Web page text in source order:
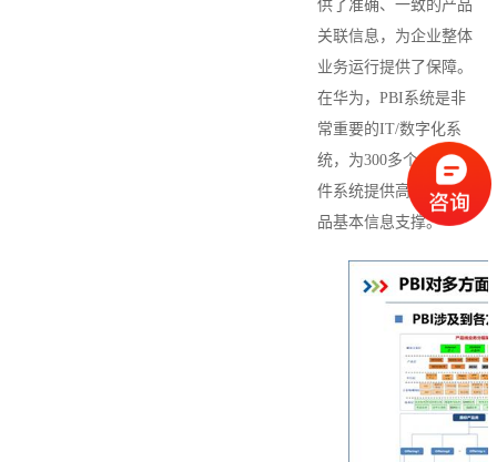
供了准确、一致的产品
关联信息，为企业整体
业务运行提供了保障。
在华为，PBI系统是非
常重要的IT/数字化系
统，为300多个应用软
件系统提供高质量的产
品基本信息支撑。